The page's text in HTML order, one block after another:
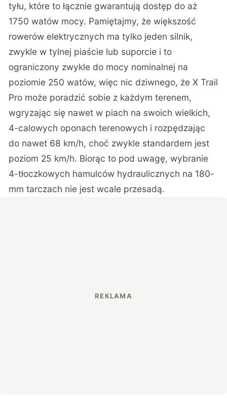
tyłu, które to łącznie gwarantują dostęp do aż
1750 watów mocy. Pamiętajmy, że większość
rowerów elektrycznych ma tylko jeden silnik,
zwykle w tylnej piaście lub suporcie i to
ograniczony zwykle do mocy nominalnej na
poziomie 250 watów, więc nic dziwnego, że X Trail
Pro może poradzić sobie z każdym terenem,
wgryzając się nawet w piach na swoich wielkich,
4-calowych oponach terenowych i rozpędzając
do nawet 68 km/h, choć zwykle standardem jest
poziom 25 km/h. Biorąc to pod uwagę, wybranie
4-tłoczkowych hamulców hydraulicznych na 180-
mm tarczach nie jest wcale przesadą.